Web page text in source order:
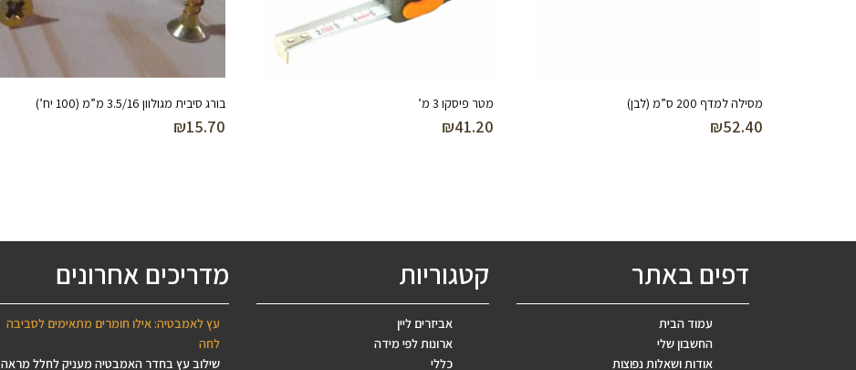
מסילה למדף 200 ס”מ (לבן)
₪52.40
מטר פיסקו 3 מ’
₪41.20
בורג סיבית מגולוון 3.5/16 מ”מ (100 יח’)
₪15.70
דפים באתר
עמוד הבית
החשבון שלי
אודות ושאלות נפוצות
קטגוריות
אביזרים ליין
ארונות לפי מידה
כללי
מדריכים אחרונים
עץ לאמבטיה: אילו חומרים מתאימים לסביבה
לחה
שילוב עץ בחדר האמבטיה מעניק לחלל מראה